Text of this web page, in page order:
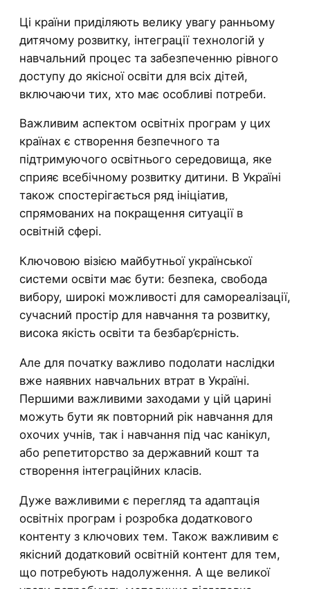
Ці країни приділяють велику увагу ранньому
дитячому розвитку, інтеграції технологій у
навчальний процес та забезпеченню рівного
доступу до якісної освіти для всіх дітей,
включаючи тих, хто має особливі потреби.
Важливим аспектом освітніх програм у цих
країнах є створення безпечного та
підтримуючого освітнього середовища, яке
сприяє всебічному розвитку дитини. В Україні
також спостерігається ряд ініціатив,
спрямованих на покращення ситуації в
освітній сфері.
Ключовою візією майбутньої української
системи освіти має бути: безпека, свобода
вибору, широкі можливості для самореалізації,
сучасний простір для навчання та розвитку,
висока якість освіти та безбар’єрність.
Але для початку важливо подолати наслідки
вже наявних навчальних втрат в Україні.
Першими важливими заходами у цій царині
можуть бути як повторний рік навчання для
охочих учнів, так і навчання під час канікул,
або репетиторство за державний кошт та
створення інтеграційних класів.
Дуже важливими є перегляд та адаптація
освітніх програм і розробка додаткового
контенту з ключових тем. Також важливим є
якісний додатковий освітній контент для тем,
що потребують надолуження. А ще великої